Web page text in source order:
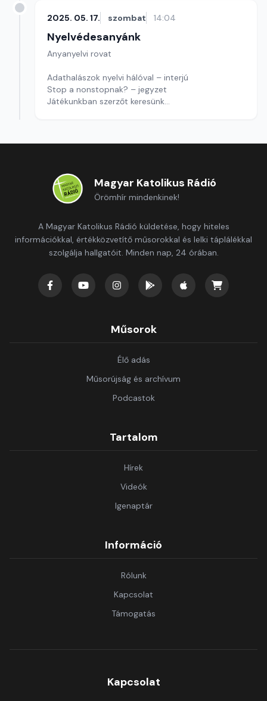
2025. 05. 17. szombat 14:04
Nyelvédesanyánk
Anyanyelvi rovat
Adathalászok nyelvi hálóval – interjú
Stop a nonstopnak? – jegyzet
Játékunkban szerzőt keresünk
Magyar Katolikus Rádió
Örömhír mindenkinek!
A Magyar Katolikus Rádió küldetése, hogy hiteles
információkkal, értékközvetítő műsorokkal és lelki táplálékkal
szolgálja hallgatóit. Minden nap, 24 órában.
Műsorok
Élő adás
Műsorújság és archívum
Podcastok
Tartalom
Hírek
Videók
Igenaptár
Információ
Rólunk
Kapcsolat
Támogatás
Kapcsolat